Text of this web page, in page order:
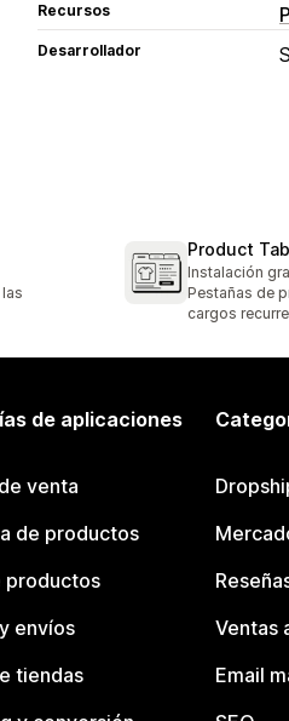
Recursos
Desarrollador
Product
Instalación
Pestañas de
cargos
de aplicaciones
venta
de productos
productos
envíos
tiendas
Ventas
Email